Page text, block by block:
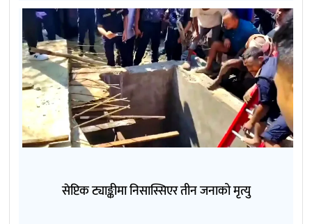
सेप्टिक ट्याङ्कीमा निसास्सिएर तीन जनाको मृत्यु